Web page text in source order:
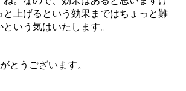
と上げるという効果まではちょっと難
いう気はいたします。
とうございます。